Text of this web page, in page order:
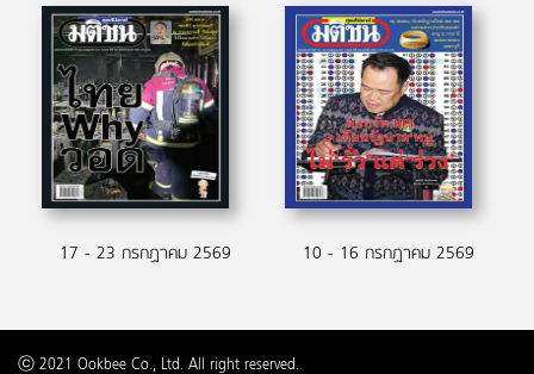
17 - 23 กรกฏาคม 2569 10 - 16 กรกฏาคม 2569
ⓒ 2021 Ookbee Co., Ltd. All right reserved.